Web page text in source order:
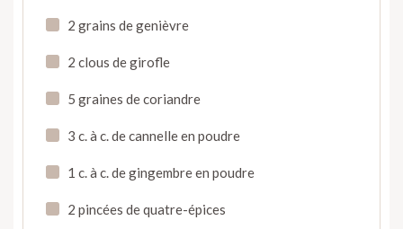
2 grains de genièvre
2 clous de girofle
5 graines de coriandre
3 c. à c. de cannelle en poudre
1 c. à c. de gingembre en poudre
2 pincées de quatre-épices